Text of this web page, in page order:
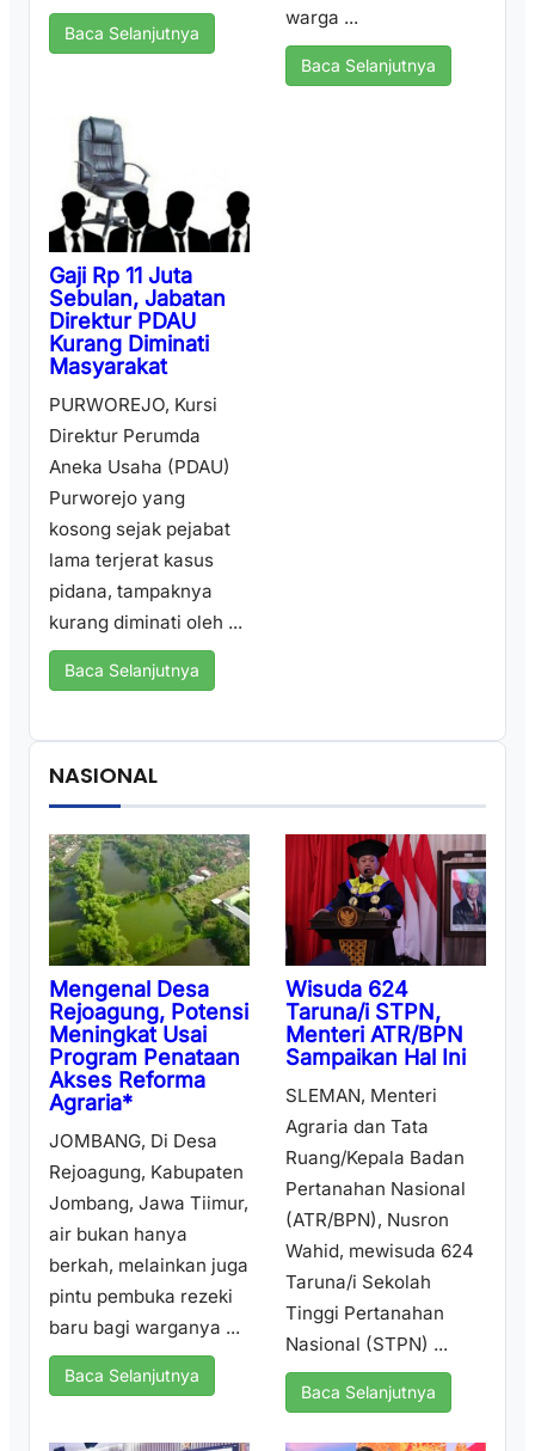
Baca Selanjutnya
warga ...
Baca Selanjutnya
Gaji Rp 11 Juta
Sebulan, Jabatan
Direktur PDAU
Kurang Diminati
Masyarakat
PURWOREJO, Kursi
Direktur Perumda
Aneka Usaha (PDAU)
Purworejo yang
kosong sejak pejabat
lama terjerat kasus
pidana, tampaknya
kurang diminati oleh ...
Baca Selanjutnya
NASIONAL
Mengenal Desa
Rejoagung, Potensi
Meningkat Usai
Program Penataan
Akses Reforma
Agraria*
JOMBANG, Di Desa
Rejoagung, Kabupaten
Jombang, Jawa Tiimur,
air bukan hanya
berkah, melainkan juga
pintu pembuka rezeki
baru bagi warganya ...
Baca Selanjutnya
Wisuda 624
Taruna/i STPN,
Menteri ATR/BPN
Sampaikan Hal Ini
SLEMAN, Menteri
Agraria dan Tata
Ruang/Kepala Badan
Pertanahan Nasional
(ATR/BPN), Nusron
Wahid, mewisuda 624
Taruna/i Sekolah
Tinggi Pertanahan
Nasional (STPN) ...
Baca Selanjutnya